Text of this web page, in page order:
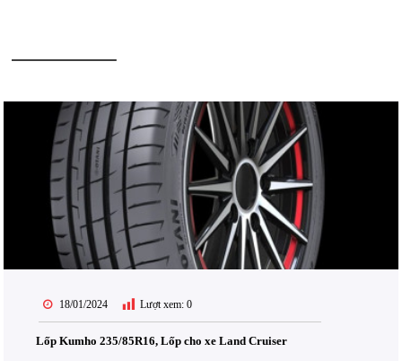
18/01/2024 Lượt xem: 0
Lốp Kumho 235/85R16, Lốp cho xe Land Cruiser